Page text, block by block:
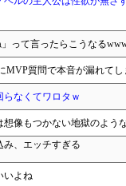
って言ったらこうなる
MVP質問で本音が漏れてし
なくてワロタｗ
想像もつかない地獄のよう
み、エッチすぎる
いよね